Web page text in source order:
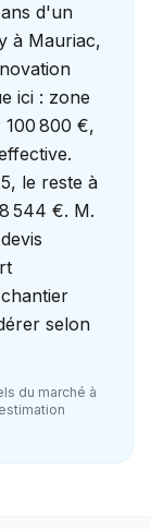
d'un
à Mauriac,
ici : zone
100 800 €,
le reste à
544 €. M.
selon
du marché à